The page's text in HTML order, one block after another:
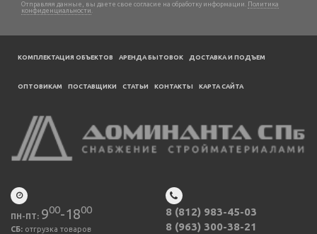
Отправляя данные, вы даете свое согласие на обработку информации. Политика
конфиденциальности .
КОМПЛЕКТАЦИЯ ОБЪЕКТОВ АРЕНДА БЫТОВОК ДОСТАВКА И ПОДЪЕМ
ОПТОВИКАМ ПОСТАВЩИКИ CТАТЬИ КОНТАКТЫ КАРТА САЙТА
ПН-ПТ: 900-1800
СБ: отгрузка товаров
8 (812) 983-45-03
8 (963) 300-38-21